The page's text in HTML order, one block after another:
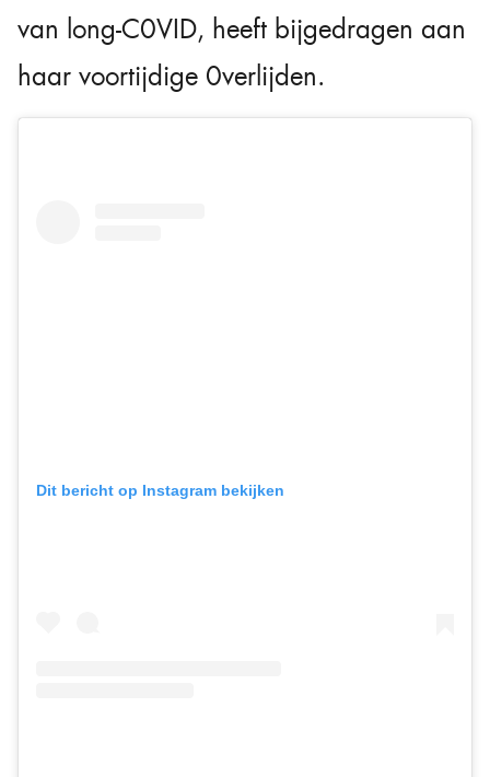
van long-C0VID, heeft bijgedragen aan
haar voortijdige 0verlijden.
Dit bericht op Instagram bekijken